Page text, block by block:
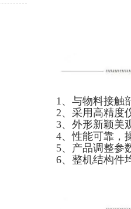
1、与物料接触
2、采用高精度
3、外形新颖美
4、性能可靠，
5、产品调整参
6、整机结构件